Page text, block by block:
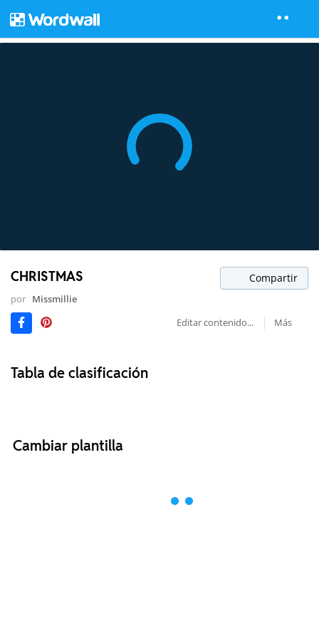
CHRISTMAS Compartir
por Missmillie
Editar contenido...
Más
Tabla de clasificación
Cambiar plantilla